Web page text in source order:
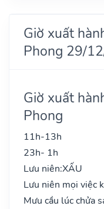
Giờ xuất
Phong 29/
Giờ xuất
Phong
11h-13h
23h- 1h
Lưu niên:XẤU
Lưu niên mọi việc
Mưu cầu lúc chửa